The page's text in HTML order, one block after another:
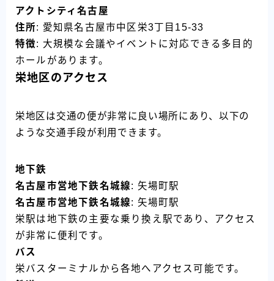
アクトシティ名古屋
住所: 愛知県名古屋市中区栄3丁目15-33
特徴: 大規模な会議やイベントに対応できる多目的
ホールがあります。
栄地区のアクセス
栄地区は交通の便が非常に良い場所にあり、以下の
ような交通手段が利用できます。
地下鉄
名古屋市営地下鉄名城線: 矢場町駅
名古屋市営地下鉄名城線: 矢場町駅
栄駅は地下鉄の主要な乗り換え駅であり、アクセス
が非常に便利です。
バス
栄バスターミナルから各地へアクセス可能です。